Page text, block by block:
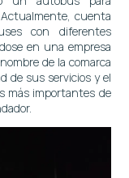
cuenta
con diferentes
en una empresa
de la comarca
de sus servicios y el
más importantes de